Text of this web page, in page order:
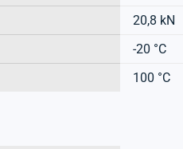
20,8 kN
-20 °C
100 °C